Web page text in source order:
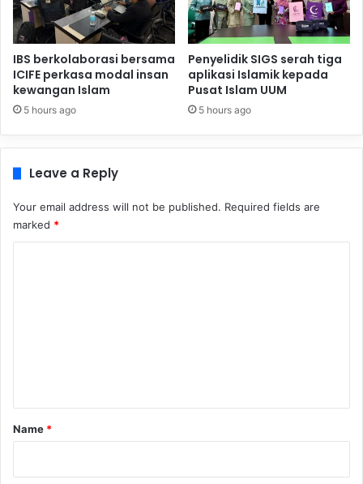
IBS berkolaborasi bersama
ICIFE perkasa modal insan
kewangan Islam
5 hours ago
Penyelidik SIGS serah tiga
aplikasi Islamik kepada
Pusat Islam UUM
5 hours ago
Leave a Reply
Your email address will not be published. Required fields are
marked *
*
Name *